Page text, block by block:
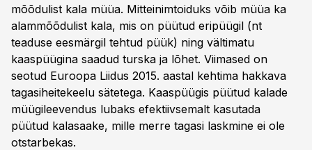
mõõdulist kala müüa. Mitteinimtoiduks võib müüa ka
alammõõdulist kala, mis on püütud eripüügil (nt
teaduse eesmärgil tehtud püük) ning vältimatu
kaaspüügina saadud turska ja lõhet. Viimased on
seotud Euroopa Liidus 2015. aastal kehtima hakkava
tagasiheitekeelu sätetega. Kaaspüügis püütud kalade
müügileevendus lubaks efektiivsemalt kasutada
püütud kalasaake, mille merre tagasi laskmine ei ole
otstarbekas.